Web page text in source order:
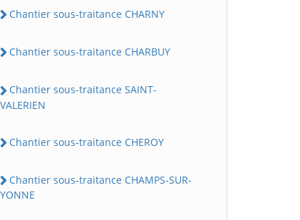
Chantier sous-traitance CHARNY
Chantier sous-traitance CHARBUY
Chantier sous-traitance SAINT-
VALERIEN
Chantier sous-traitance CHEROY
Chantier sous-traitance CHAMPS-SUR-
YONNE